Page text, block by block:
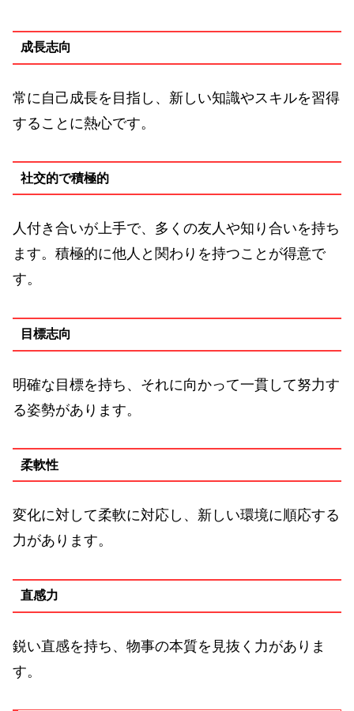
成長志向
常に自己成長を目指し、新しい知識やスキルを習得
することに熱心です。
社交的で積極的
人付き合いが上手で、多くの友人や知り合いを持ち
ます。積極的に他人と関わりを持つことが得意で
す。
目標志向
明確な目標を持ち、それに向かって一貫して努力す
る姿勢があります。
柔軟性
変化に対して柔軟に対応し、新しい環境に順応する
力があります。
直感力
鋭い直感を持ち、物事の本質を見抜く力がありま
す。